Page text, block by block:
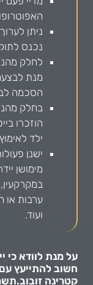
ניתן
נכנס
לחלק
מנת
הסכמה
בחלק
הוזכרו
ילד
ישנן
מימושן
ועוד.
על מנת לוודא כי
חשוב להתייעץ
קטרינה